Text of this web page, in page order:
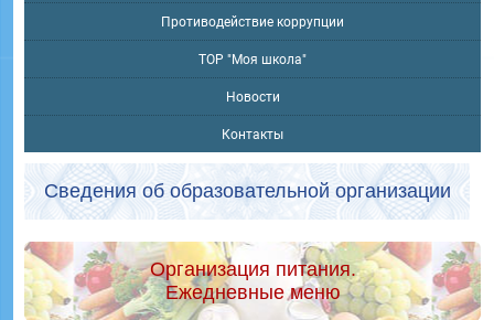
Противодействие коррупции
ТОР "Моя школа"
Новости
Контакты
Сведения об образовательной организации
Организация питания.
Ежедневные меню